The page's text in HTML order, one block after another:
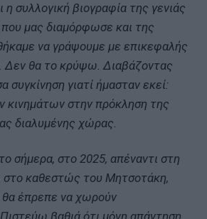
η συλλογική βιογραφία της γενιάς
που μας διαμόρφωσε και της
να γράψουμε με επικεφαλής
Δεν θα το κρύψω. Διαβάζοντας
συγκίνηση γιατί ήμασταν εκεί:
κινημάτων στην πρόκληση της
διαλυμένης χώρας.
σήμερα, στο 2025, απέναντι στη
στο καθεστώς του Μητσοτάκη,
έπρεπε να χωρούν